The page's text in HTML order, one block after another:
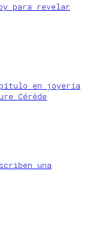
para revelar
en joyería
Cérède
una